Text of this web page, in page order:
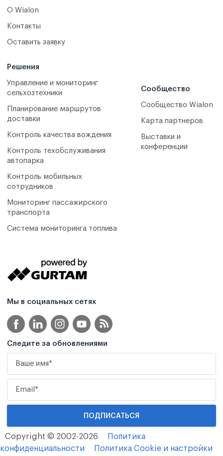
О Wialon
Контакты
Оставить заявку
Решения
Управление и мониторинг
сельхозтехники
Планирование маршрутов
доставки
Контроль качества вождения
Контроль техобслуживания
автопарка
Контроль мобильных
сотрудников
Мониторинг пассажирского
транспорта
Система мониторинга топлива
Сообщество
Сообщество Wialon
Карта партнеров
Выставки и
конференции
Мы в социальных сетях
Следите за обновлениями
Copyright © 2002-2026
Политика
конфиденциальности
Политика Cookie и настройки